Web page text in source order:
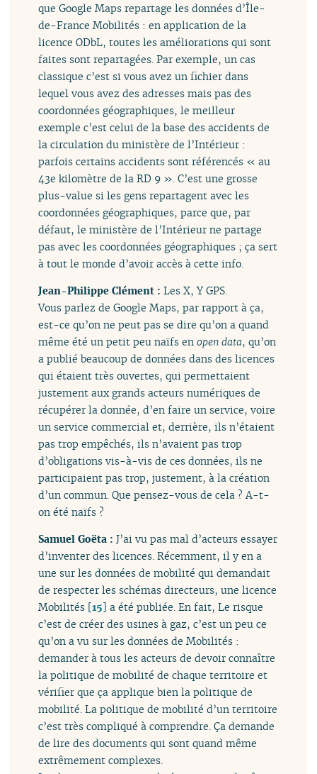
que Google Maps repartage les données d’Île-
de-France Mobilités : en application de la
licence ODbL, toutes les améliorations qui sont
faites sont repartagées. Par exemple, un cas
classique c’est si vous avez un fichier dans
lequel vous avez des adresses mais pas des
coordonnées géographiques, le meilleur
exemple c’est celui de la base des accidents de
la circulation du ministère de l’Intérieur :
parfois certains accidents sont référencés « au
43e kilomètre de la RD 9 ». C’est une grosse
plus-value si les gens repartagent avec les
coordonnées géographiques, parce que, par
défaut, le ministère de l’Intérieur ne partage
pas avec les coordonnées géographiques ; ça sert
à tout le monde d’avoir accès à cette info.
Jean-Philippe Clément :Les X, Y GPS.
Vous parlez de Google Maps, par rapport à ça,
est-ce qu’on ne peut pas se dire qu’on a quand
même été un petit peu naïfs enopen data, qu’on
a publié beaucoup de données dans des licences
qui étaient très ouvertes, qui permettaient
justement aux grands acteurs numériques de
récupérer la donnée, d’en faire un service, voire
un service commercial et, derrière, ils n’étaient
pas trop empêchés, ils n’avaient pas trop
d’obligations vis-à-vis de ces données, ils ne
participaient pas trop, justement, à la création
d’un commun. Que pensez-vous de cela ? A-t-
on été naïfs ?
Samuel Goëta :J’ai vu pas mal d’acteurs essayer
d’inventer des licences. Récemment, il y en a
une sur les données de mobilité qui demandait
de respecter les schémas directeurs, une licence
Mobilités [15] a été publiée. En fait, Le risque
c’est de créer des usines à gaz, c’est un peu ce
qu’on a vu sur les données de Mobilités :
demander à tous les acteurs de devoir connaître
la politique de mobilité de chaque territoire et
vérifier que ça applique bien la politique de
mobilité. La politique de mobilité d’un territoire
c’est très compliqué à comprendre. Ça demande
de lire des documents qui sont quand même
extrêmement complexes.